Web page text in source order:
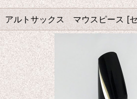
アルトサックス マウスピース [